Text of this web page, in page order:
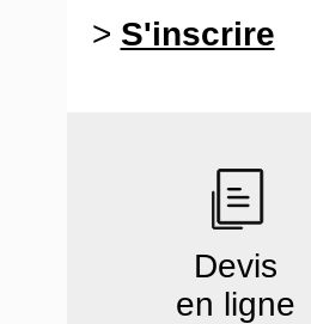
> S'inscrire
Devis
en ligne